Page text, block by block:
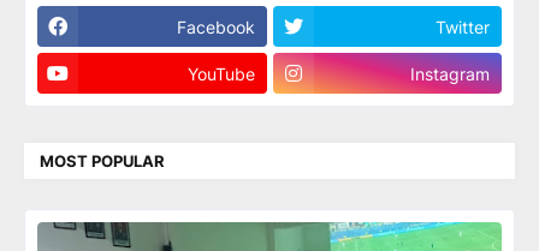
Facebook Twitter
YouTube Instagram
MOST POPULAR